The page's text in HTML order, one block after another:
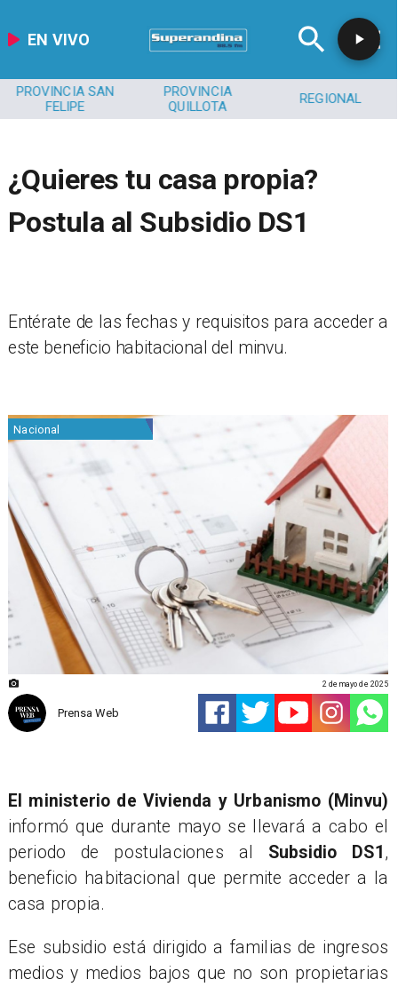
EN VIVO
PROVINCIA SAN
FELIPE
PROVINCIA
QUILLOTA
REGIONAL
¿Quieres tu casa propia?
Postula al Subsidio DS1
Entérate de las fechas y requisitos para acceder a
este beneficio habitacional del minvu.
Nacional
Prensa Web
2 de mayo de 2025
El ministerio de Vivienda y Urbanismo (Minvu)
informó que durante mayo se llevará a cabo el
periodo de postulaciones al Subsidio DS1 ,
beneficio habitacional que permite acceder a la
casa propia.
Ese subsidio está dirigido a familias de ingresos
medios y medios bajos que no son propietarias